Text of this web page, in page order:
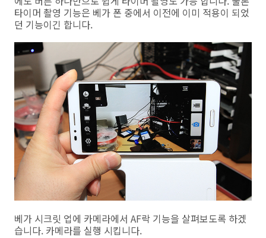
타이머 촬영 기능은 베가 폰 중에서 이전에 이미 적용이 되었
던 기능이긴 합니다.
베가 시크릿 업에 카메라에서 AF락 기능을 살펴보도록 하겠
습니다. 카메라를 실행 시킵니다.